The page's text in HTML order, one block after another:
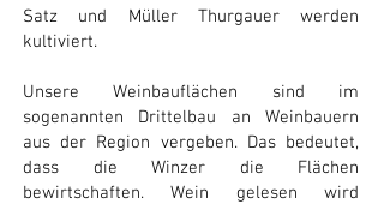
Satz und Müller Thurgauer werden
kultiviert.
Unsere Weinbauflächen sind im
sogenannten Drittelbau an Weinbauern
aus der Region vergeben. Das bedeutet,
dass die Winzer die Flächen
bewirtschaften. Wein gelesen wird